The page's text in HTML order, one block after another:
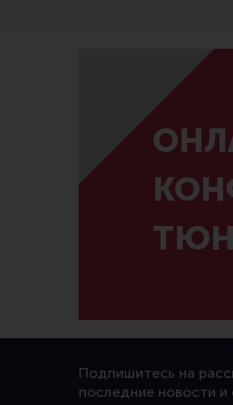
Подпишитесь на
последние новости